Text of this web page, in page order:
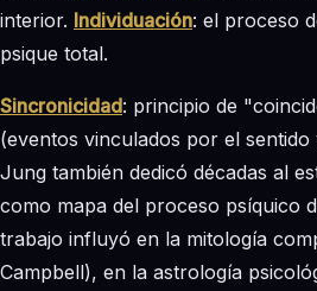
interior. Individuación: el proceso
psique total.
Sincronicidad: principio de
(eventos vinculados por el
Jung también dedicó décadas al
como mapa del proceso psíquico
trabajo influyó en la mitología
Campbell), en la astrología